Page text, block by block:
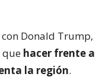
Donald Trump,
que hacer frente a
la región.